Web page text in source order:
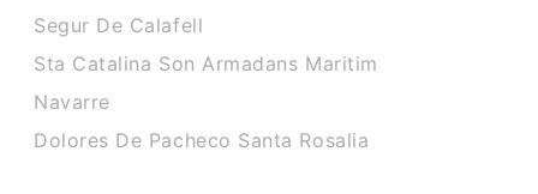
Segur De Calafell
Sta Catalina Son Armadans Maritim
Navarre
Dolores De Pacheco Santa Rosalia